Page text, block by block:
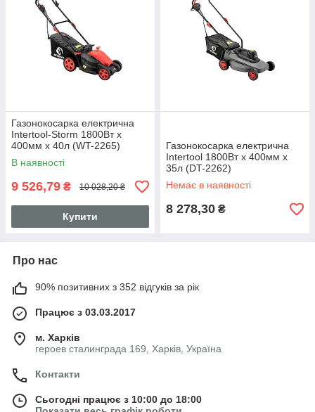
Газонокосарка електрична
Intertool-Storm 1800Вт x
400мм x 40л (WT-2265)
В наявності
9 526,79 ₴ 10 028,20 ₴
Купити
Газонокосарка електрична
Intertool 1800Вт x 400мм x
35л (DT-2262)
Немає в наявності
8 278,30 ₴
Про нас
90% позитивних з 352 відгуків за рік
Працює з 03.03.2017
м. Харків
героев сталинграда 169, Харків, Україна
Контакти
Сьогодні працює з 10:00 до 18:00